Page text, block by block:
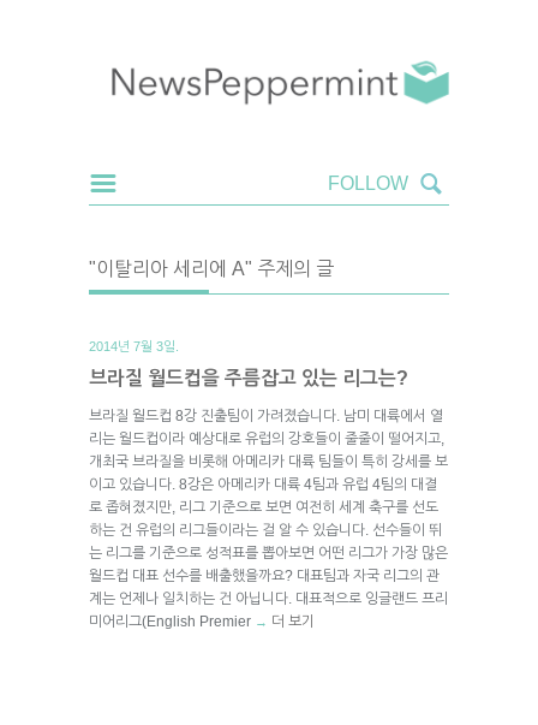
"이탈리아 세리에 A" 주제의 글
2014년 7월 3일.
브라질 월드컵을 주름잡고 있는 리그는?
브라질 월드컵 8강 진출팀이 가려졌습니다. 남미 대륙에서 열
리는 월드컵이라 예상대로 유럽의 강호들이 줄줄이 떨어지고,
개최국 브라질을 비롯해 아메리카 대륙 팀들이 특히 강세를 보
이고 있습니다. 8강은 아메리카 대륙 4팀과 유럽 4팀의 대결
로 좁혀졌지만, 리그 기준으로 보면 여전히 세계 축구를 선도
하는 건 유럽의 리그들이라는 걸 알 수 있습니다. 선수들이 뛰
는 리그를 기준으로 성적표를 뽑아보면 어떤 리그가 가장 많은
월드컵 대표 선수를 배출했을까요? 대표팀과 자국 리그의 관
계는 언제나 일치하는 건 아닙니다. 대표적으로 잉글랜드 프리
미어리그(English Premier → 더 보기